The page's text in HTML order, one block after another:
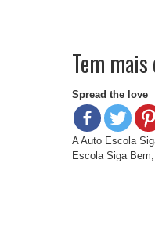
Tem
Spread the love
A Auto Escola
Escola Siga